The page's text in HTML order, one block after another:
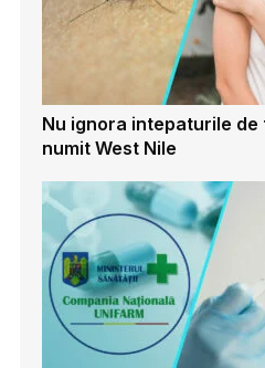
Nu ignora intepaturile
numit West Nile